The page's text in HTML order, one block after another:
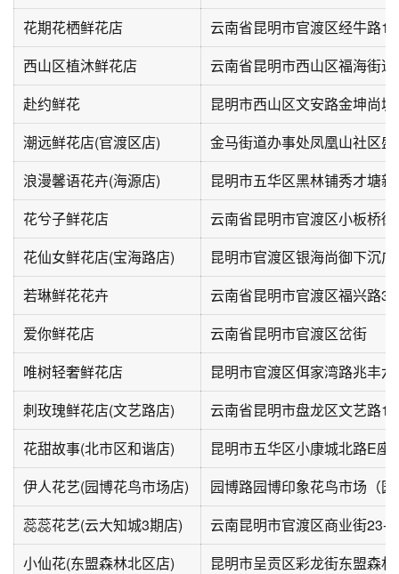
花期花栖鲜花店
云南省昆明市官渡区经牛路
西山区植沐鲜花店
云南省昆明市西山区福海街
赴约鲜花
潮远鲜花店(官渡区店)
浪漫馨语花卉(海源店)
花兮子鲜花店
云南省昆明市官渡区小板桥
花仙女鲜花店(宝海路店)
昆明市官渡区银海尚御下沉
若琳鲜花花卉
云南省昆明市官渡区福兴路
爱你鲜花店
云南省昆明市官渡区岔街
唯树轻奢鲜花店
昆明市官渡区佴家湾路兆丰
刺玫瑰鲜花店(文艺路店)
云南省昆明市盘龙区文艺路
花甜故事(北市区和谐店)
伊人花艺(园博花鸟市场店)
园博路园博印象花鸟市场（
蕊蕊花艺(云大知城3期店)
云南昆明市官渡区商业街23-
小仙花(东盟森林北区店)
昆明市呈贡区彩龙街东盟森